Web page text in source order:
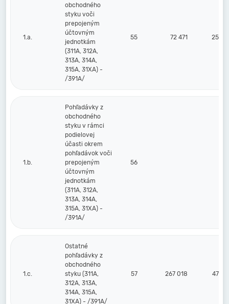
1.a.
obchodného
styku voči
prepojeným
účtovným
jednotkám
(311A, 312A,
313A, 314A,
315A, 31XA) -
/391A/
55 72 471 25
1.b.
Pohľadávky z
obchodného
styku v rámci
podielovej
účasti okrem
pohľadávok voči
prepojeným
účtovným
jednotkám
(311A, 312A,
313A, 314A,
315A, 31XA) -
/391A/
56
1.c.
Ostatné
pohľadávky z
obchodného
styku (311A,
312A, 313A,
314A, 315A,
31XA) - /391A/
57 267 018 47